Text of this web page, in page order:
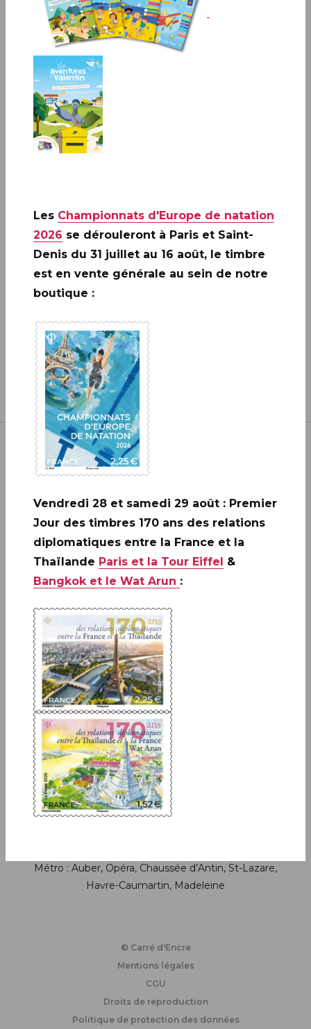
CRÉATION DE PHILAPOSTE
2006 - 2026 / BLOC
Inscrivez-vous à notre newsletter
Boutique
13 bis rue des Mathurins 75009 Paris
+33(0)1 42 93 86 84
(appel non surtaxé)
contact.lecarredencre@laposte.fr
Suivez-nous sur les réseaux
Horaires de la boutique
Lundi : fermé
Métro : Auber, Opéra, Chaussée d’Antin, St-Lazare,
Havre-Caumartin, Madeleine
© Carré d'Encre
Mentions légales
CGU
Droits de reproduction
Politique de protection des données
Les Championnats d'Europe de natation
2026 se dérouleront à Paris et Saint-
Denis du 31 juillet au 16 août, le timbre
est en vente générale au sein de notre
boutique :
Vendredi 28 et samedi 29 août : Premier
Jour des timbres 170 ans des relations
diplomatiques entre la France et la
Thaïlande Paris et la Tour Eiffel &
Bangkok et le Wat Arun :